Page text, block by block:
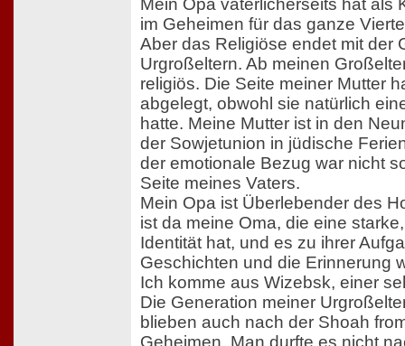
Mein Opa väterlicherseits hat als
im Geheimen für das ganze
Aber das Religiöse endet mit der
Urgroßeltern. Ab meinen
religiös. Die Seite meiner Mutter
abgelegt, obwohl sie natürlich
hatte. Meine Mutter ist in den
der Sowjetunion in jüdische
der emotionale Bezug war nicht
Seite meines Vaters.
Mein Opa ist Überlebender des
ist da meine Oma, die eine
Identität hat, und es zu ihrer
Geschichten und die Erinnerung
Ich komme aus Wizebsk, einer
Die Generation meiner
blieben auch nach der Shoah